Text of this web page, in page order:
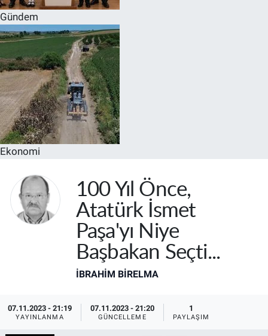
Gündem
Ekonomi
100 Yıl Önce,
Atatürk İsmet
Paşa'yı Niye
Başbakan Seçti...
İBRAHIM BİRELMA
07.11.2023 - 21:19
YAYINLANMA
07.11.2023 - 21:20
GÜNCELLEME
1
PAYLAŞIM